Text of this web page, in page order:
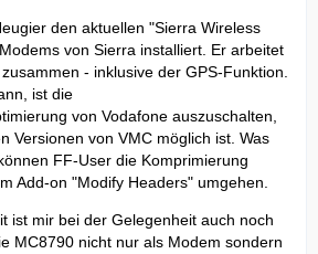
den aktuellen "Sierra Wireless
von Sierra installiert. Er arbeitet
- inklusive der GPS-Funktion.
ist die
von Vodafone auszuschalten,
Versionen von VMC möglich ist. Was
FF-User die Komprimierung
Add-on "Modify Headers" umgehen.
ist mir bei der Gelegenheit auch noch
MC8790 nicht nur als Modem sondern